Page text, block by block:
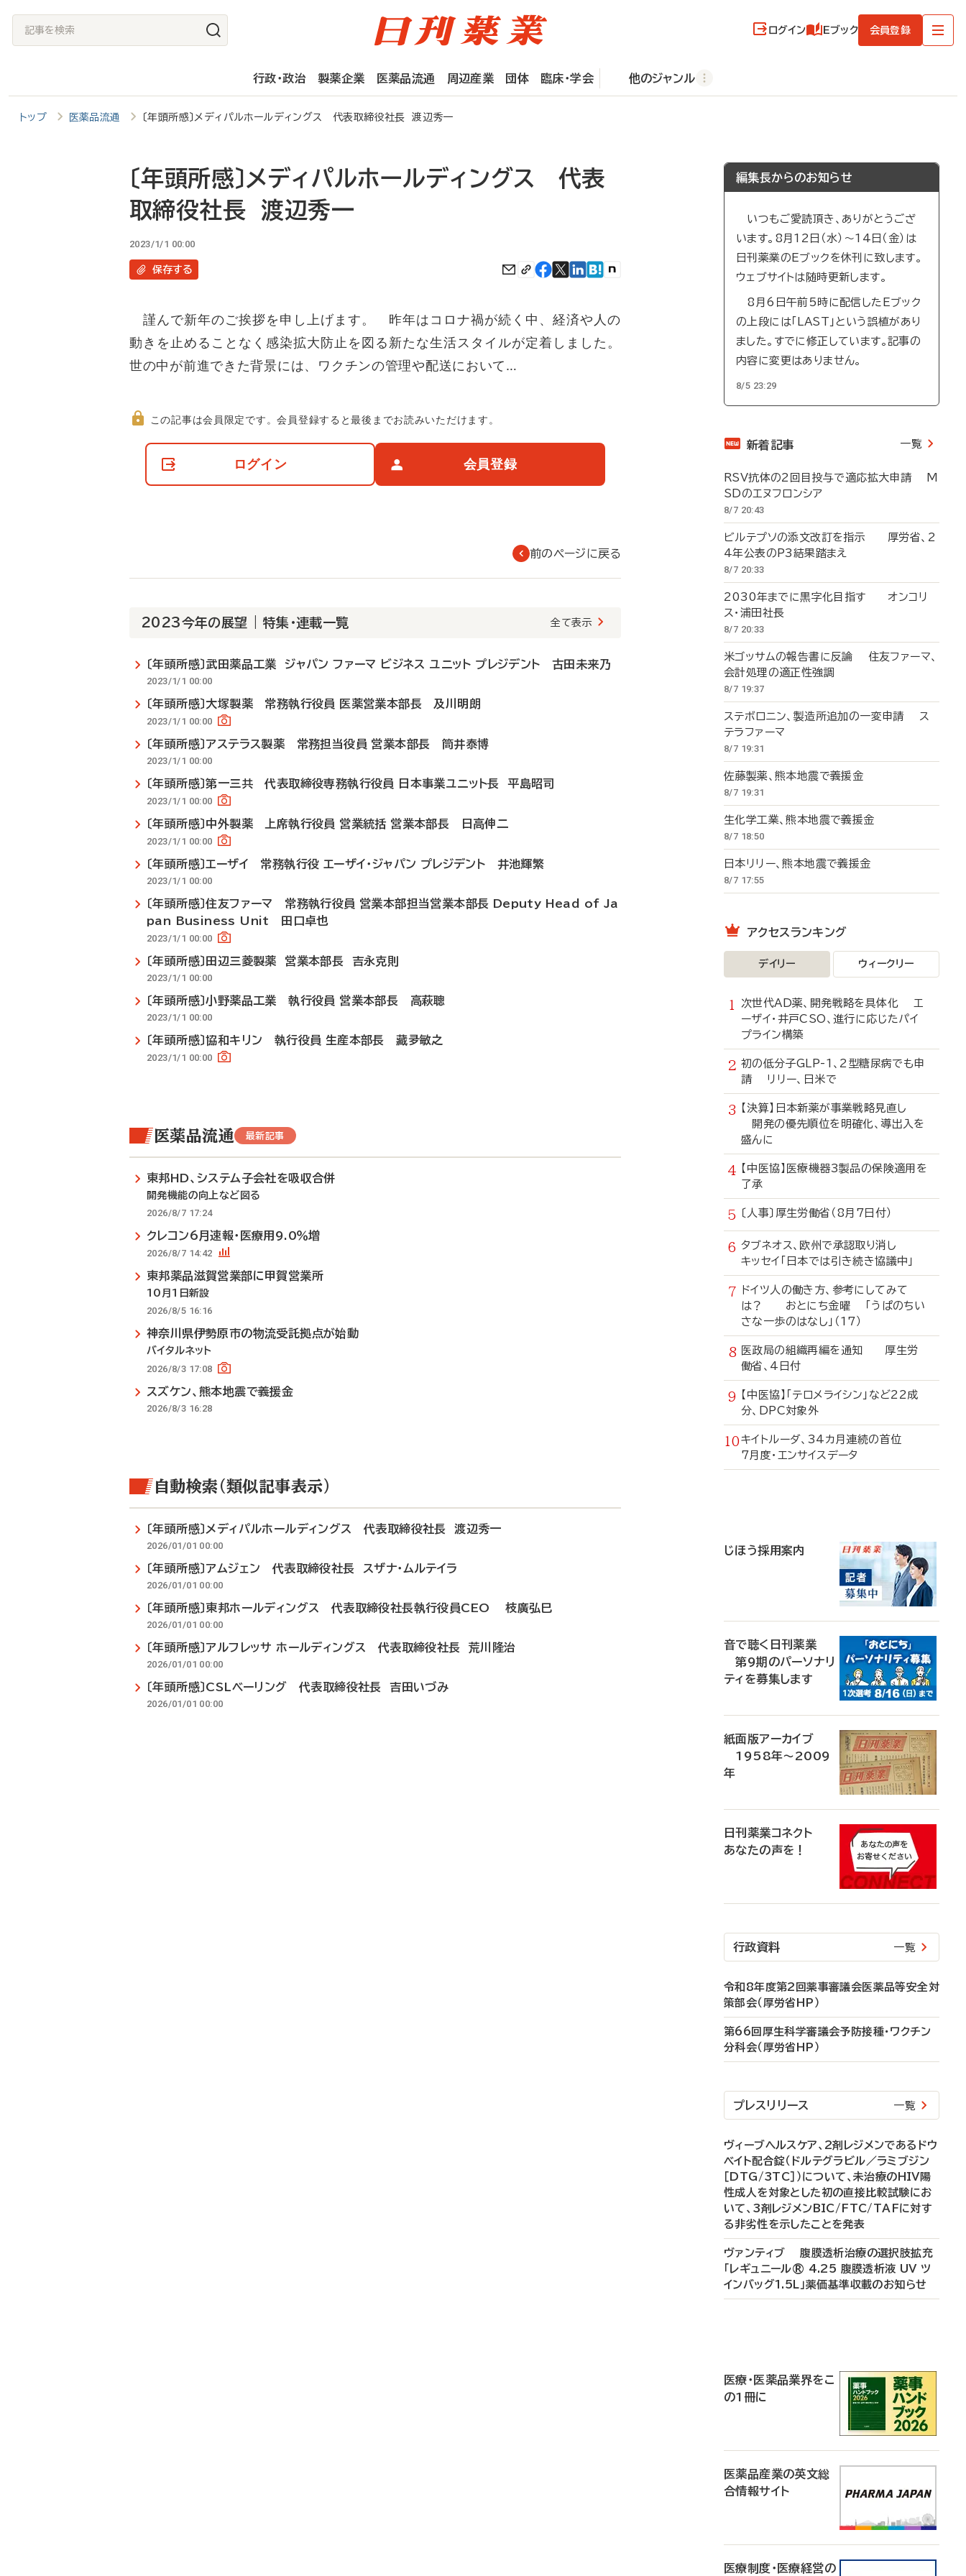
記
事
検
索
ログイン Eブック 会員登録
行政・政治 製薬企業 医薬品流通 周辺産業 団体 臨床・学会 他のジャンル
トップ 医薬品流通 〔年頭所感〕メディパルホールディングス 代表取締役社長 渡辺秀一
〔年頭所感〕メディパルホールディングス 代表
取締役社長 渡辺秀一
2023/1/1 00:00
保存する
謹んで新年のご挨拶を申し上げます。 昨年はコロナ禍が続く中、経済や人の
動きを止めることなく感染拡大防止を図る新たな生活スタイルが定着しました。
世の中が前進できた背景には、ワクチンの管理や配送において…
て
この記事は会員限定です。会員登録すると最後までお読みいただけます。
ログイン 会員登録
前のページに戻る
2023今年の展望 | 特集・連載一覧 全て表示
〔年頭所感〕武田薬品工業 ジャパン ファーマ ビジネス ユニット プレジデント 古田未来乃
2023/1/1 00:00
〔年頭所感〕大塚製薬 常務執行役員 医薬営業本部長 及川明朗
2023/1/1 00:00
〔年頭所感〕アステラス製薬 常務担当役員 営業本部長 筒井泰博
2023/1/1 00:00
〔年頭所感〕第一三共 代表取締役専務執行役員 日本事業ユニット長 平島昭司
2023/1/1 00:00
〔年頭所感〕中外製薬 上席執行役員 営業統括 営業本部長 日高伸二
2023/1/1 00:00
〔年頭所感〕エーザイ 常務執行役 エーザイ・ジャパン プレジデント 井池輝繁
2023/1/1 00:00
〔年頭所感〕住友ファーマ 常務執行役員 営業本部担当営業本部長 Deputy Head of Ja
pan Business Unit 田口卓也
2023/1/1 00:00
〔年頭所感〕田辺三菱製薬 営業本部長 吉永克則
2023/1/1 00:00
〔年頭所感〕小野薬品工業 執行役員 営業本部長 高萩聰
2023/1/1 00:00
〔年頭所感〕協和キリン 執行役員 生産本部長 藏夛敏之
2023/1/1 00:00
医薬品流通 最新記事
東邦HD、システム子会社を吸収合併
開発機能の向上など図る
2026/8/7 17:24
クレコン6月速報・医療用9.0％増
2026/8/7 14:42
東邦薬品滋賀営業部に甲賀営業所
10月1日新設
2026/8/5 16:16
神奈川県伊勢原市の物流受託拠点が始動
バイタルネット
2026/8/3 17:08
スズケン、熊本地震で義援金
2026/8/3 16:28
自動検索（類似記事表示）
〔年頭所感〕メディパルホールディングス 代表取締役社長 渡辺秀一
2026/01/01 00:00
〔年頭所感〕アムジェン 代表取締役社長 スザナ・ムルテイラ
2026/01/01 00:00
〔年頭所感〕東邦ホールディングス 代表取締役社長執行役員CEO 枝廣弘巳
2026/01/01 00:00
〔年頭所感〕アルフレッサ ホールディングス 代表取締役社長 荒川隆治
2026/01/01 00:00
〔年頭所感〕CSLベーリング 代表取締役社長 吉田いづみ
2026/01/01 00:00
編集長からのお知らせ
いつもご愛読頂き、ありがとうござ
います。8月12日（水）～14日（金）は
日刊薬業のEブックを休刊に致します。
ウェブサイトは随時更新します。
8月6日午前5時に配信したEブック
の上段には「LAST」という誤植があり
ました。すでに修正しています。記事の
内容に変更はありません。
8/5 23:29
新着記事 一覧
RSV抗体の2回目投与で適応拡大申請 M
SDのエヌフロンシア
8/7 20:43
ビルテプソの添文改訂を指示 厚労省、2
4年公表のP3結果踏まえ
8/7 20:33
2030年までに黒字化目指す オンコリ
ス・浦田社長
8/7 20:33
米ゴッサムの報告書に反論 住友ファーマ、
会計処理の適正性強調
8/7 19:37
ステボロニン、製造所追加の一変申請 ス
テラファーマ
8/7 19:31
佐藤製薬、熊本地震で義援金
8/7 19:31
生化学工業、熊本地震で義援金
8/7 18:50
日本リリー、熊本地震で義援金
8/7 17:55
アクセスランキング
デイリー ウィークリー
次世代AD薬、開発戦略を具体化 エ
ーザイ・井戸CSO、進行に応じたパイ
プライン構築
初の低分子GLP-1、2型糖尿病でも申
請 リリー、日米で
【決算】日本新薬が事業戦略見直し
開発の優先順位を明確化、導出入を
盛んに
【中医協】医療機器3製品の保険適用を
了承
〔人事〕厚生労働省（8月7日付）
タブネオス、欧州で承認取り消し
キッセイ「日本では引き続き協議中」
ドイツ人の働き方、参考にしてみて
は？ おとにち金曜 「うぱのちい
さな一歩のはなし」（17）
医政局の組織再編を通知 厚生労
働省、4日付
【中医協】「テロメライシン」など22成
分、DPC対象外
キイトルーダ、34カ月連続の首位
7月度・エンサイスデータ
じほう採用案内
音で聴く日刊薬業
第9期のパーソナリ
ティを募集します
紙面版アーカイブ
1958年～2009
年
日刊薬業コネクト
あなたの声を！
行政資料 一覧
令和8年度第2回薬事審議会医薬品等安全対
策部会（厚労省HP）
第66回厚生科学審議会予防接種・ワクチン
分科会（厚労省HP）
プレスリリース 一覧
ヴィーブヘルスケア、2剤レジメンであるドウ
ベイト配合錠（ドルテグラビル／ラミブジン
［DTG/3TC］）について、未治療のHIV陽
性成人を対象とした初の直接比較試験にお
いて、3剤レジメンBIC/FTC/TAFに対す
る非劣性を示したことを発表
ヴァンティブ 腹膜透析治療の選択肢拡充
「レギュニール® 4.25 腹膜透析液 UV ツ
インバッグ1.5L」薬価基準収載のお知らせ
医療・医薬品業界をこ
の1冊に
医薬品産業の英文総
合情報サイト
医療制度・医療経営の